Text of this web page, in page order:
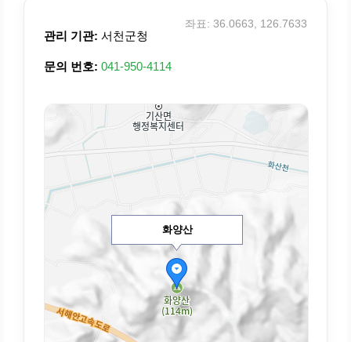
관리 기관: 서천군청
문의 번호: 041-950-4114
좌표: 36.0663, 126.7633
화양산